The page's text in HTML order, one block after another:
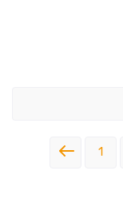
1